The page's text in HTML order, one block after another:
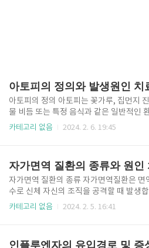
아토피의 정의와 발생원인 치
아토피의 정의 아토피는 꽃가루, 집먼지
물 비듬 또는 특정 음식과 같은 일반적인
에 대해 알레르기 과민반응이 나타나는 유
르기성 비염(건초열), 알레르기성 천식,
피부염) 및 음식 알레르기와 같은 알레르기
할 수 있습니다. 아토피는 가족력이 있는
이는 강력한 유전적 요인이 있음을 시사합
환경적 요인도 민감한 개인의 알레르기 반
카테고리 없음 2024. 2. 6. 19:45
자가면역 질환의 종류와 원인
자가면역 질환의 종류 자가면역질환은 면
수로 신체 자신의 조직을 공격할 때 발생
역질환은 80가지가 넘는 것으로 알려져 있
카테고리 없음 2024. 2. 5. 16:41